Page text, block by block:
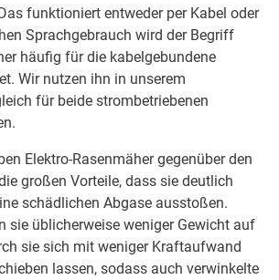
funktioniert entweder per Kabel oder
Sprachgebrauch wird der Begriff
häufig für die kabelgebundene
Wir nutzen ihn in unserem
für beide strombetriebenen
Elektro-Rasenmäher gegenüber den
großen Vorteile, dass sie deutlich
schädlichen Abgase ausstoßen.
sie üblicherweise weniger Gewicht auf
sie sich mit weniger Kraftaufwand
lassen, sodass auch verwinkelte